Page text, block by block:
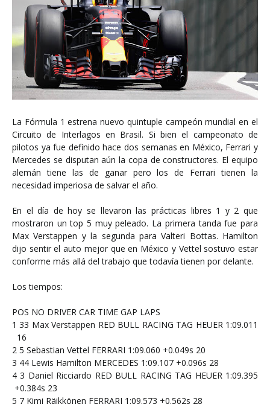
La Fórmula 1 estrena nuevo quintuple campeón mundial en el
Circuito de Interlagos en Brasil. Si bien el campeonato de
pilotos ya fue definido hace dos semanas en México, Ferrari y
Mercedes se disputan aún la copa de constructores. El equipo
alemán tiene las de ganar pero los de Ferrari tienen la
necesidad imperiosa de salvar el año.
En el día de hoy se llevaron las prácticas libres 1 y 2 que
mostraron un top 5 muy peleado. La primera tanda fue para
Max Verstappen y la segunda para Valteri Bottas. Hamilton
dijo sentir el auto mejor que en México y Vettel sostuvo estar
conforme más allá del trabajo que todavía tienen por delante.
Los tiempos:
POS NO DRIVER CAR TIME GAP LAPS
1 33 Max Verstappen RED BULL RACING TAG HEUER 1:09.011
16
2 5 Sebastian Vettel FERRARI 1:09.060 +0.049s 20
3 44 Lewis Hamilton MERCEDES 1:09.107 +0.096s 28
4 3 Daniel Ricciardo RED BULL RACING TAG HEUER 1:09.395
+0.384s 23
5 7 Kimi Räikkönen FERRARI 1:09.573 +0.562s 28